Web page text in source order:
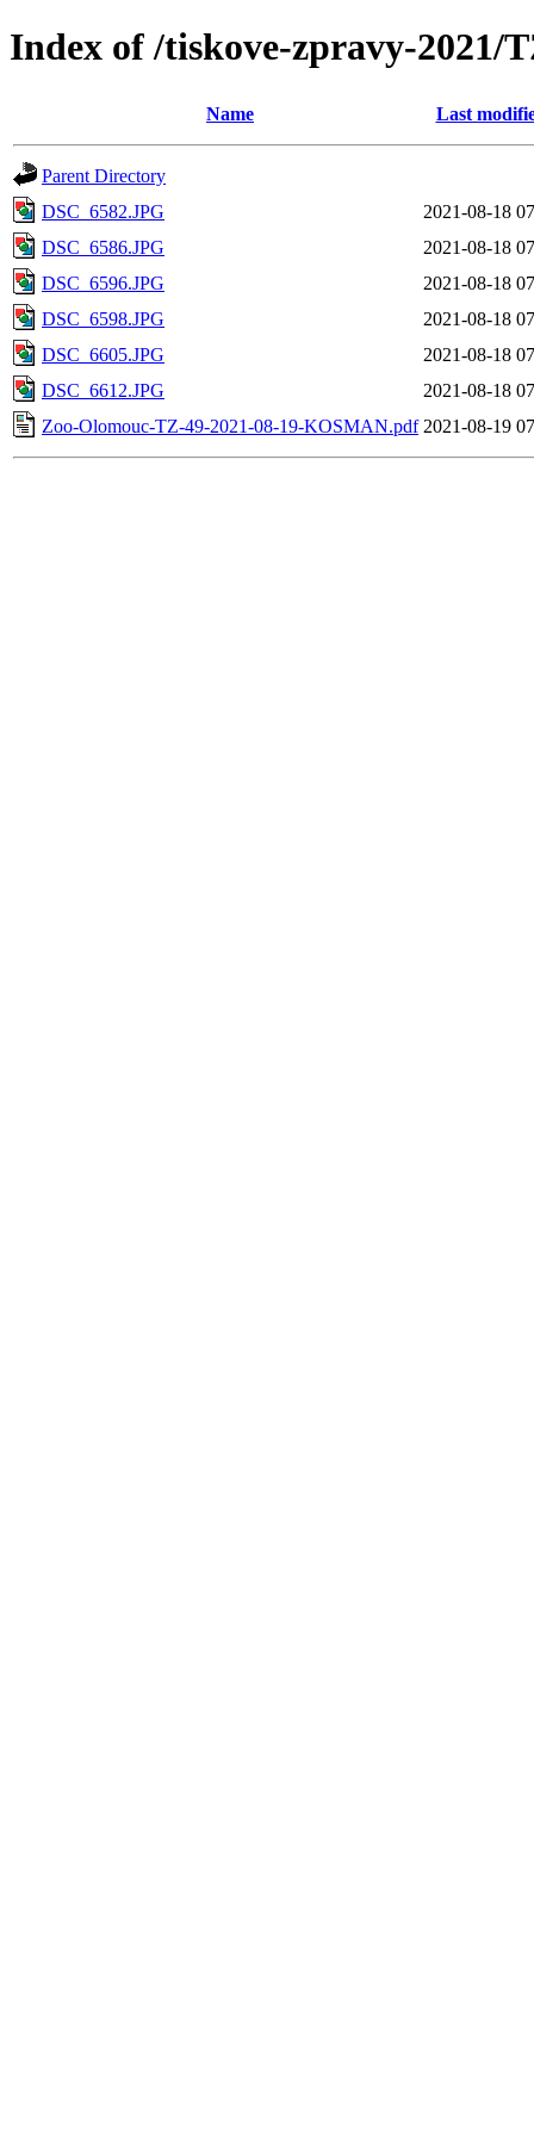
Index of /tiskove-zpravy-2021/
Name Last
Parent Directory
DSC_6582.JPG
2021-08-18
DSC_6586.JPG
2021-08-18
DSC_6596.JPG
2021-08-18
DSC_6598.JPG
2021-08-18
DSC_6605.JPG
2021-08-18
DSC_6612.JPG
2021-08-18
Zoo-Olomouc-TZ-49-2021-08-19-KOSMAN.pdf 2021-08-19